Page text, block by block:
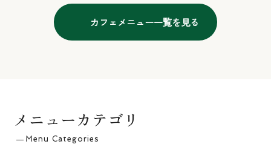
カフェメニュー一覧を見る
メニューカテゴリ
Menu Categories